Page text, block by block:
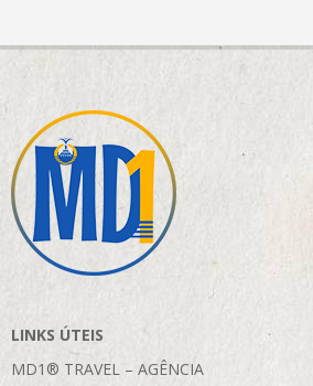
LINKS ÚTEIS
MD1® TRAVEL – AGÊNCIA